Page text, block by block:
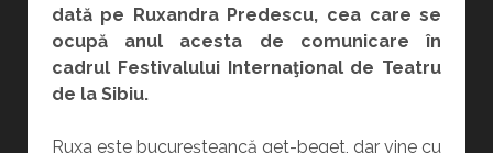
dată pe Ruxandra Predescu, cea care se
ocupă anul acesta de comunicare în
cadrul Festivalului Internaţional de Teatru
de la Sibiu.
Ruxa este bucureşteancă get-beget, dar vine cu